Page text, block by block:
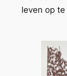
leven op